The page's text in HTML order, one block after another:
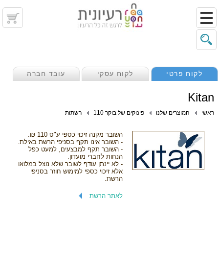
לקוח פרטי לקוח עסקי עובד חברה
Kitan
ראשי המוצרים שלנו פינוקים של בוקר 110 רשתות
השובר מקנה זיכוי כספי ע"ס 110 ₪.
- השובר אינו תקף בסניפי הרשת באילת.
- השובר תקף למבצעים, למעט כפל
הנחות לחברי מועדון.
- לא יינתן עודף לשובר שלא נוצל במלואו
אלא זיכוי כספי למימוש חוזר בסניפי
הרשת.
לאתר הרשת